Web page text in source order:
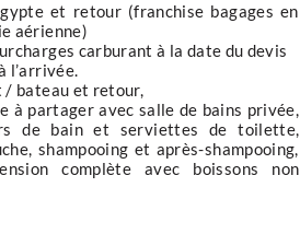
et retour (franchise bagages en
aérienne)
carburant à la date du devis
l’arrivée.
bateau et retour,
à partager avec salle de bains privée,
de bain et serviettes de toilette,
shampooing et après-shampooing,
complète avec boissons non